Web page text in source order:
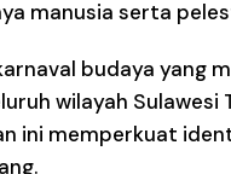
manusia serta
budaya yang
wilayah Sulawesi
ini memperkuat